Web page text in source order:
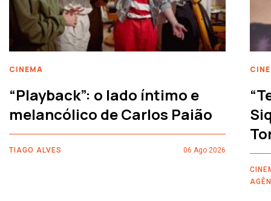
CINEMA
“Playback”: o lado íntimo e
melancólico de Carlos Paião
TIAGO ALVES 06 Ago 2026